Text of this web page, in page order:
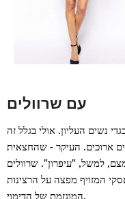
עם שרוולים
נשים העליון. אולי בגלל זה
ארוכים. העיקר - שהחצאית
למשל, "עיפרון". שרוולים
המזויף מפצה על הרצינות
המוגזמת של הדימוי.